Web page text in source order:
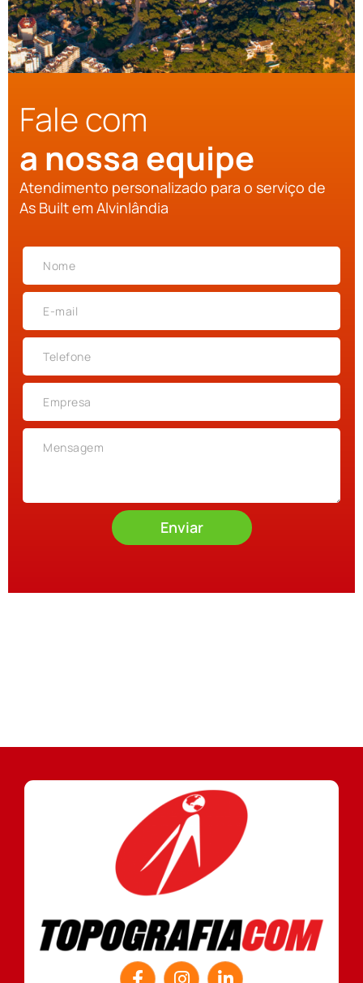
Fale com
a nossa equipe
Atendimento personalizado para o serviço de
As Built em Alvinlândia
Enviar